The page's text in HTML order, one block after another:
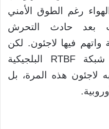
رغم الطوق الأمني
بعد حادث التحرش
فيها لاجئون. لكن
حادث التحرش بمذيعة شبكة RTBF البلجيكية
لاجئون هذه المرة، بل